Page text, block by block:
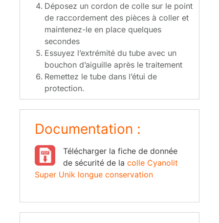
Déposez un cordon de colle sur le point
de raccordement des pièces à coller et
maintenez-le en place quelques
secondes
Essuyez l’extrémité du tube avec un
bouchon d’aiguille après le traitement
Remettez le tube dans l’étui de
protection.
Documentation :
Télécharger la fiche de donnée
de sécurité de la colle Cyanolit
Super Unik longue conservation